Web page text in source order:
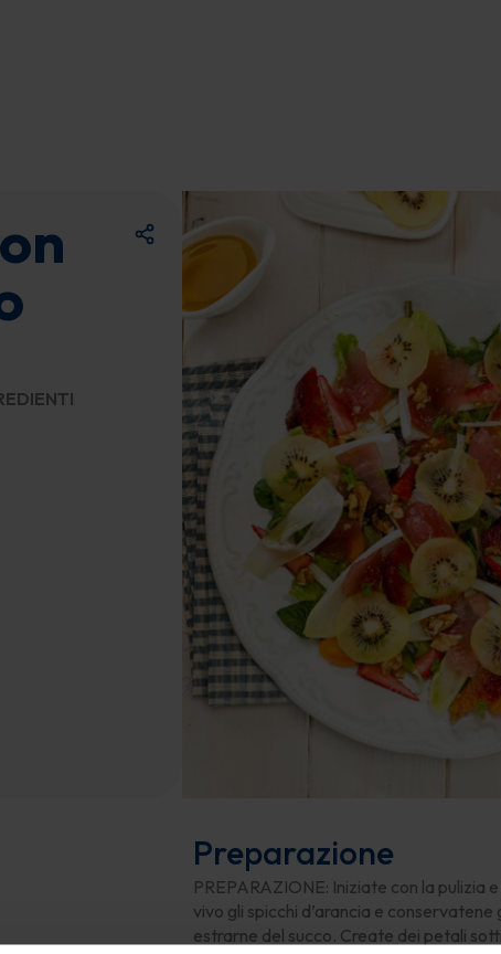
Preparazione
PREPARAZIONE: Iniziate con la pulizia
vivo gli spicchi d’arancia e
estrarne del succo. Create dei petali